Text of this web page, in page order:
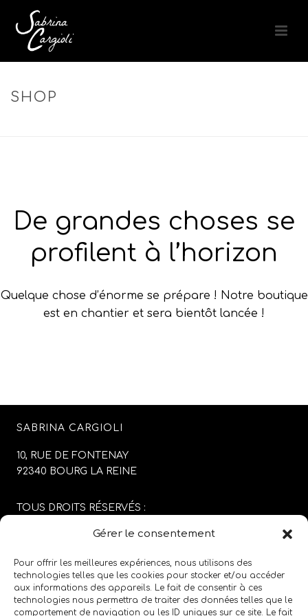
Gérer le consentement
Pour offrir les meilleures expériences, nous utilisons des
technologies telles que les cookies pour stocker et/ou accéder
aux informations des appareils. Le fait de consentir à ces
technologies nous permettra de traiter des données telles que le
comportement de navigation ou les ID uniques sur ce site. Le fait
SHOP
De grandes choses se
profilent à l’horizon
Quelque chose d’énorme se prépare ! Notre boutique
est en chantier et sera bientôt lancée !
SABRINA CARGIOLI
10, RUE DE FONTENAY
92340 BOURG LA REINE
TOUS DROITS RÉSERVÉS :
CONCEPTION DU SITE :
MENTIONS LÉGALES/CGV